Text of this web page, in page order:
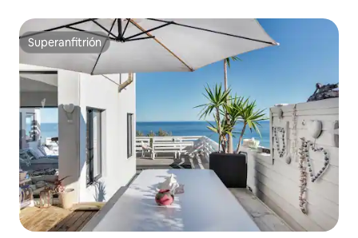
Superanfitrión
Superanfitrión